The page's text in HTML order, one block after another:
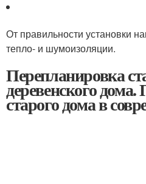
От правильности установки
тепло- и шумоизоляции.
Перепланировка
деревенского
старого дома в